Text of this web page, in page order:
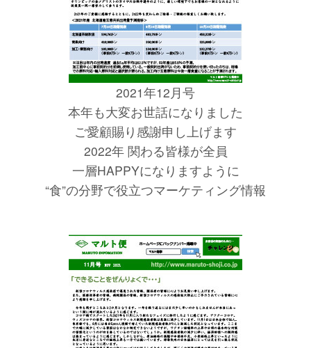
2021年12月号
本年も大変お世話になりました
ご愛顧賜り感謝申し上げます
2022年 関わる皆様が全員
一層HAPPYになりますように
“食”の分野で役立つマーケティング情報